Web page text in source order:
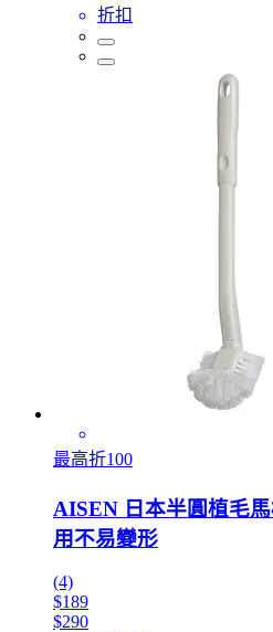
折扣
最高折100
AISEN 日本半圓植毛
用不易變形
(4)
$189
$290